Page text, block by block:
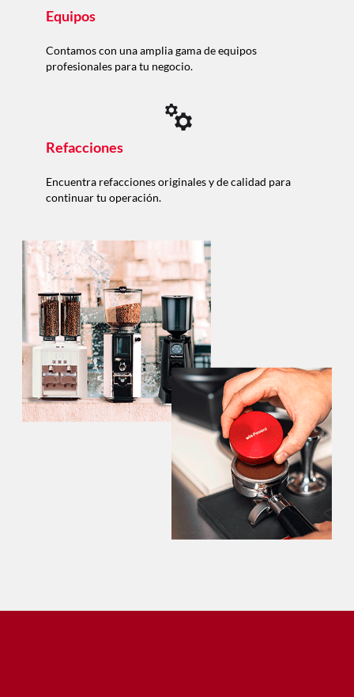
Equipos
Contamos con una amplia gama de equipos
profesionales para tu negocio.
Refacciones
Encuentra refacciones originales y de calidad para
continuar tu operación.